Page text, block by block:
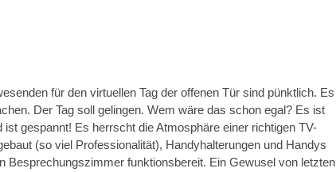
für den virtuellen Tag der offenen Tür sind pünktlich. Es
Der Tag soll gelingen. Wem wäre das schon egal? Es ist
gespannt! Es herrscht die Atmosphäre einer richtigen TV-
(so viel Professionalität), Handyhalterungen und Handys
Besprechungszimmer funktionsbereit. Ein Gewusel von letzten